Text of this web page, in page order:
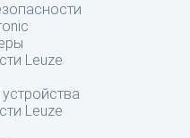
Leuze
Leuze